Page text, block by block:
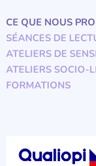
CE QUE NOUS
SÉANCES DE
ATELIERS DE
ATELIERS SOCIO-
FORMATIONS